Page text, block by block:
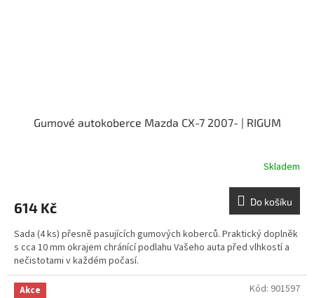
Gumové autokoberce Mazda CX-7 2007- | RIGUM
Skladem
614 Kč Do košíku
Sada (4 ks) přesně pasujících gumových koberců. Praktický doplněk
s cca 10 mm okrajem chránící podlahu Vašeho auta před vlhkostí a
nečistotami v každém počasí.
Akce Kód: 901597